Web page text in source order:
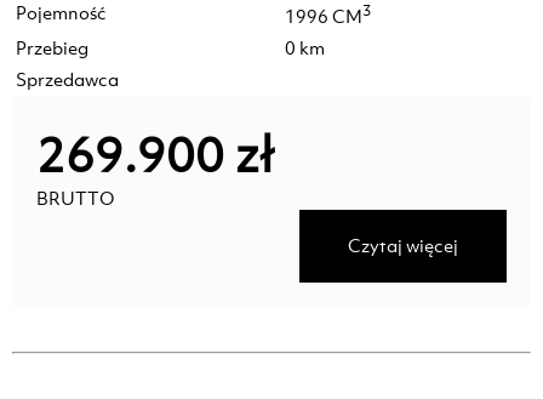
Pojemność
1996 CM3
Przebieg
0 km
Sprzedawca
269.900 zł
BRUTTO
Czytaj więcej